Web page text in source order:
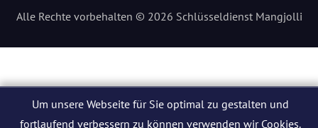
Alle Rechte vorbehalten © 2026 Schlüsseldienst Mangjolli
Um unsere Webseite für Sie optimal zu gestalten und
fortlaufend verbessern zu können verwenden wir Cookies.